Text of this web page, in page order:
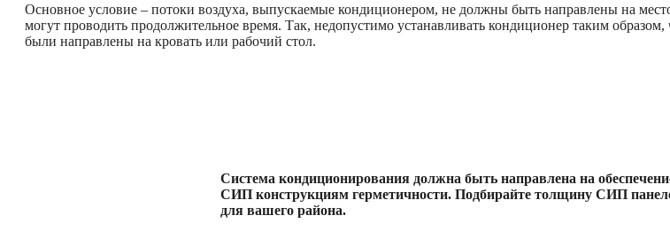
Основное условие – потоки воздуха, выпускаемые кондиционером, не должны быть направлены на
могут проводить продолжительное время. Так, недопустимо устанавливать кондиционер таким
были направлены на кровать или рабочий стол.
Система кондиционирования должна быть направлена на
СИП конструкциям герметичности. Подбирайте толщину СИП
для вашего района.